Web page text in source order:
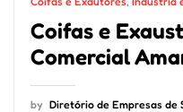
Coifas e
Comercial
by Diretório de Empresas de